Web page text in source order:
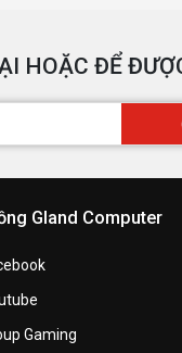
HOẶC ĐỂ
Gland Computer
Gaming